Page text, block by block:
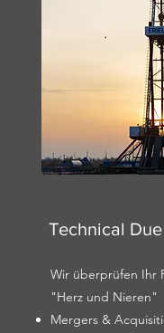
Technical
Wir überprüfen Ihr
"Herz und Nieren"
Mergers &